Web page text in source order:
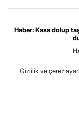
Haber: Kasa dolup
Gizlilik ve çerez